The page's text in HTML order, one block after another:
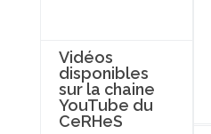
Vidéos
disponibles
sur la chaine
YouTube du
CeRHeS